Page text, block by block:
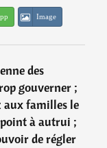
Image
des
gouverner ;
aux familles le
à autrui ;
de régler